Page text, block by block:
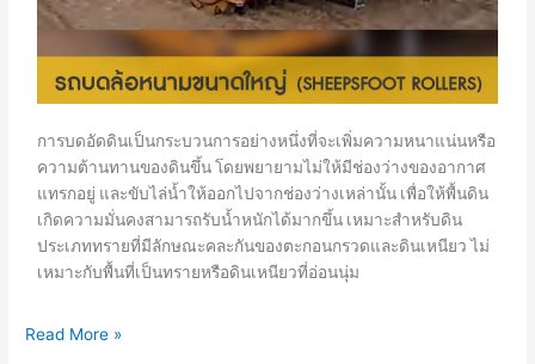
การบดอัดดินเป็นกระบวนการอย่างหนึ่งที่จะเพิ่มความหนาแน่นหรือ
ความต้านทานของดินขึ้น โดยพยายามไม่ให้มีช่องว่างของอากาศ
แทรกอยู่ และขับไล่น้ำให้ออกไปจากช่องว่างเหล่านั้น เพื่อให้พื้นดิน
เกิดความมั่นคงสามารถรับน้ำหนักได้มากขึ้น เหมาะสำหรับดิน
ประเภททรายที่มีลักษณะคละกันของตะกอนกรวดและดินเหนียว ไม่
เหมาะกับพื้นที่เป็นทรายหรือดินเหนียวที่อ่อนนุ่ม
Read More »